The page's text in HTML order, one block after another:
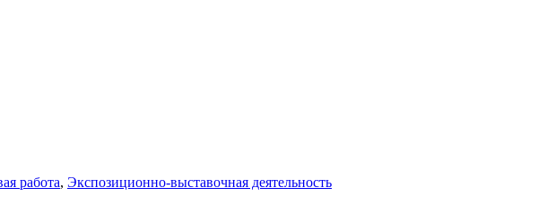
работа, Экспозиционно-выставочная деятельность